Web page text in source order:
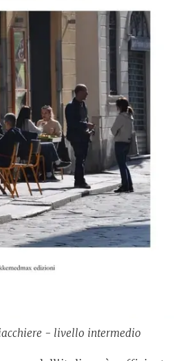
- livello intermedio